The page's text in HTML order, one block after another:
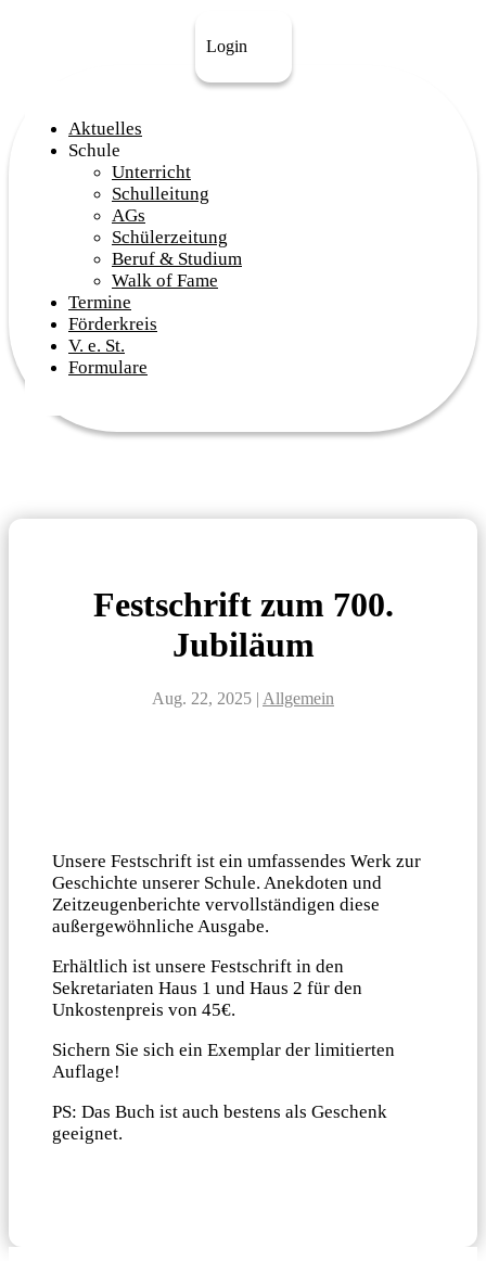
Aktuelles
Schule
Unterricht
Schulleitung
AGs
Schülerzeitung
Beruf & Studium
Walk of Fame
Termine
Förderkreis
V. e. St.
Formulare
Login
Festschrift zum 700.
Jubiläum
Aug. 22, 2025 | Allgemein
Unsere Festschrift ist ein umfassendes Werk zur
Geschichte unserer Schule. Anekdoten und
Zeitzeugenberichte vervollständigen diese
außergewöhnliche Ausgabe.
Erhältlich ist unsere Festschrift in den
Sekretariaten Haus 1 und Haus 2 für den
Unkostenpreis von 45€.
Sichern Sie sich ein Exemplar der limitierten
Auflage!
PS: Das Buch ist auch bestens als Geschenk
geeignet.